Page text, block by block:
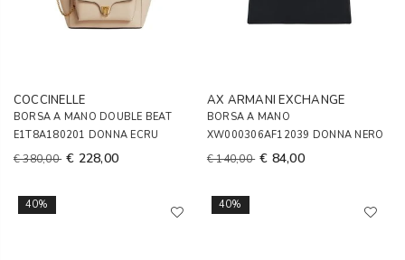
COCCINELLE
BORSA A MANO DOUBLE BEAT
E1T8A180201 DONNA ECRU
€ 380,00 € 228,00
AX ARMANI EXCHANGE
BORSA A MANO
XW000306AF12039 DONNA NERO
€ 140,00 € 84,00
40% 40%